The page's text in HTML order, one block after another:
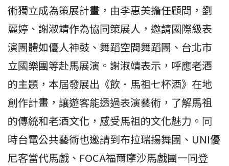
術獨立成為策展計畫，由李惠美擔任顧問，劉
麗婷、謝淑靖作為協同策展人，邀請國際級表
演團體如優人神鼓、舞蹈空間舞蹈團、台北市
立國樂團等赴馬展演。謝淑靖表示，呼應老酒
的主題，本屆發展出《飲．馬祖七杯酒》在地
創作計畫，讓遊客能透過表演藝術，了解馬祖
的傳統和老酒文化，感受馬祖的文化魅力。同
時台電公共藝術也邀請到布拉瑞揚舞團、UNI優
尼客當代馬戲、FOCA福爾摩沙馬戲團一同登